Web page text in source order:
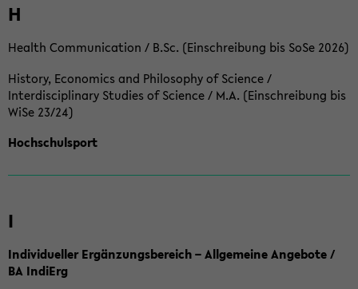
H
Health Communication / B.Sc. (Einschreibung bis SoSe 2026)
History, Economics and Philosophy of Science /
Interdisciplinary Studies of Science / M.A. (Einschreibung bis
WiSe 23/24)
Hochschulsport
I
Individueller Ergänzungsbereich – Allgemeine Angebote /
BA IndiErg